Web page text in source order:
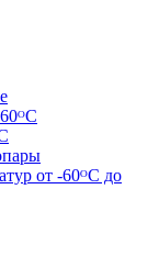
от -60ᴼC до